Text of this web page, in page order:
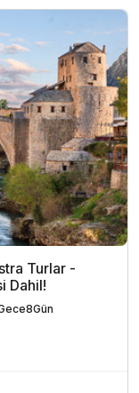
Turlar -
Dahil!
8Gün